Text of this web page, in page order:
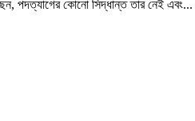
পদত্যাগের কোনো সিদ্ধান্ত তার নেই এবং...